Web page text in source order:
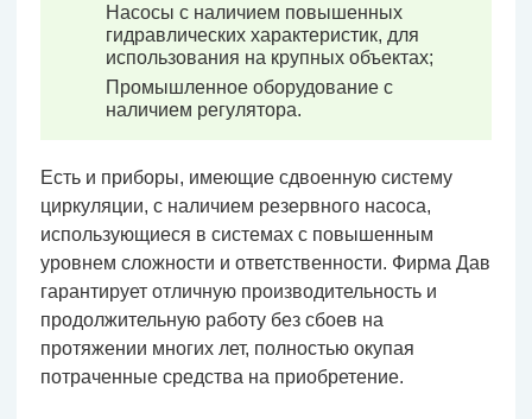
Насосы с наличием повышенных
гидравлических характеристик, для
использования на крупных объектах;
Промышленное оборудование с
наличием регулятора.
Есть и приборы, имеющие сдвоенную систему
циркуляции, с наличием резервного насоса,
использующиеся в системах с повышенным
уровнем сложности и ответственности. Фирма Дав
гарантирует отличную производительность и
продолжительную работу без сбоев на
протяжении многих лет, полностью окупая
потраченные средства на приобретение.